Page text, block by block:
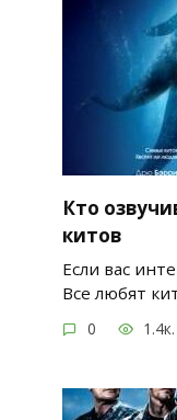
Кто
китов
Если вас
Все любят
0 1.4к.